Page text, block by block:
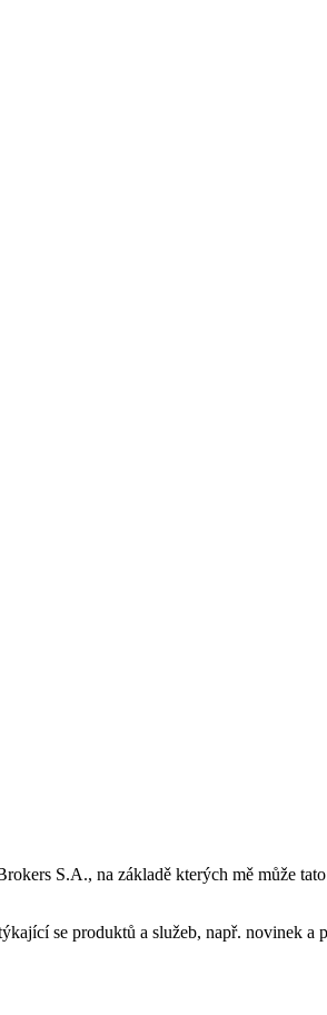
S.A., na základě kterých mě může
se produktů a služeb, např. novinek a